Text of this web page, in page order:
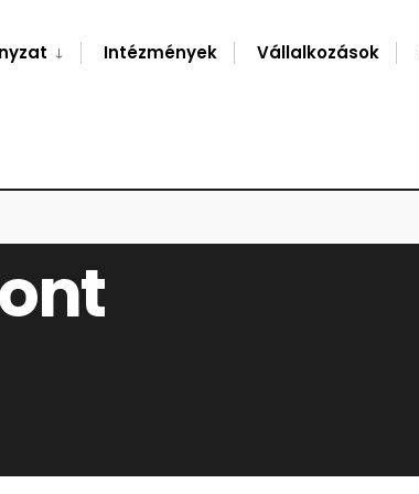
Intézmények Vállalkozások